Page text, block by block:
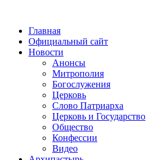
Главная
Официальный сайт
Новости
Анонсы
Митрополия
Богослужения
Церковь
Слово Патриарха
Церковь и Государство
Общество
Конфессии
Видео